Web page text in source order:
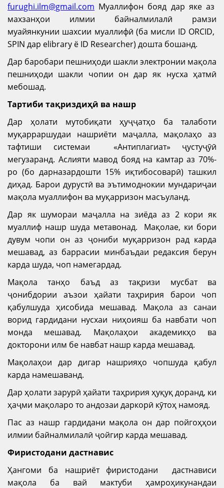
furughi.ilm@gmail.com Муаллифон бояд дар яке аз
махзанҳои илмии байналмилалӣ рамзи
муайянкунии шахсии муаллифӣ (ба мисли ID ORCID,
SPIN дар elibrary ё ID Researcher) дошта бошанд.
Дар баробари пешниҳоди шакли электронии мақола
пешниҳоди шакли чопии он дар як нусха ҳатмӣ
мебошад.
Тартиби тақриздиҳӣ ва нашр
Дар ҳолати мутобиқати ҳуҷҷатҳо ба талаботи
муқарраршудаи нашриёти маҷалла, мақолаҳо аз
тафтиши системаи «Антиплагиат» ҷустуҷӯӣ
мегузаранд. Аслияти мавод бояд на камтар аз 70%-
ро (бо дарназардошти 15% иқтибосоварӣ) ташкил
диҳад. Барои дурустӣ ва эътимоднокии мундариҷаи
мақола муаллифон ва муқарризон масъуланд.
Дар як шумораи маҷалла на зиёда аз 2 кори як
муаллиф нашр шуда метавонад. Мақолае, ки бори
дувум чопи он аз ҷониби муқарризон рад карда
мешавад, аз баррасии минбаъдаи редаксия берун
карда шуда, чоп намегардад.
Мақола танҳо баъд аз тақризи мусбат ва
ҷонибдории аъзои ҳайати таҳририя барои чоп
қабулшуда ҳисобида мешавад. Мақола аз санаи
ворид гардидани нусхаи ниҳоияш ба навбати чоп
монда мешавад. Мақолаҳои академикҳо ва
докторони илм бе навбат нашр карда мешавад.
Мақолаҳои дар дигар нашрияҳо чопшуда қабул
карда намешаванд.
Дар ҳолати зарурӣ ҳайати таҳририя ҳуқуқ доранд, ки
ҳаҷми мақоларо то андозаи даркорӣ кӯтоҳ намояд.
Пас аз нашр гардидани мақола он дар пойгоҳҳои
илмии байналмилалӣ ҷойгир карда мешавад.
Фиристодани дастнавис
Ҳангоми ба нашриёт фиристодани дастнависи
мақола ба вай мактуби ҳамроҳикунандаи